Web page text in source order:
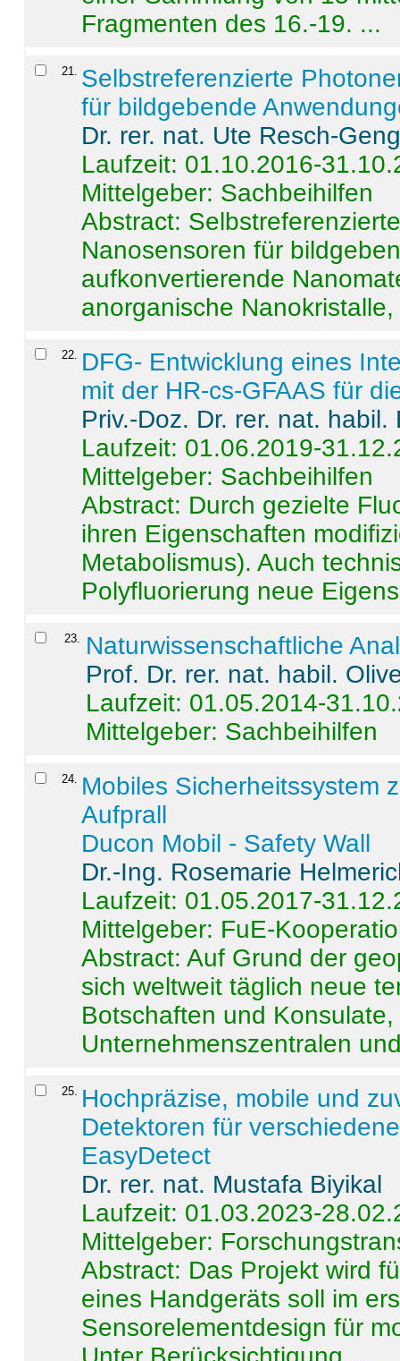
Fragmenten des 16.-19. ...
21
Selbstreferenzierte
für bildgebende
Dr. rer. nat. Ute Resch-
Laufzeit: 01.10.2016-
Mittelgeber: Sachbeihilfen
Abstract:
Nanosensoren für
aufkonvertierende
anorganische
22
DFG- Entwicklung eines
mit der HR-cs-GFAAS für
Priv.-Doz. Dr. rer. nat.
Laufzeit: 01.06.2019-
Mittelgeber: Sachbeihilfen
Abstract: Durch gezielte
ihren Eigenschaften
Metabolismus). Auch
Polyfluorierung neue
23. Naturwissenschaftliche
Prof. Dr. rer. nat. habil.
Laufzeit: 01.05.2014-
Mittelgeber: Sachbeihilfen
24. Mobiles Sicherheitssystem
Aufprall
Ducon Mobil - Safety Wall
Dr.-Ing. Rosemarie
Laufzeit: 01.05.2017-
Mittelgeber: FuE-
Abstract:Auf Grund der
sich weltweit täglich neue
Botschaften und
Unternehmenszentralen
25. Hochpräzise, mobile und
Detektoren für
EasyDetect
Dr. rer. nat. Mustafa Biyikal
Laufzeit: 01.03.2023-
Mittelgeber:
Abstract: Das Projekt wird
eines Handgeräts soll im
Sensorelementdesign für